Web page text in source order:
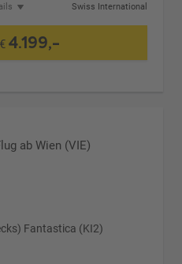
Swiss International
€4.199,-
ab Wien (VIE)
Fantastica (KI2)